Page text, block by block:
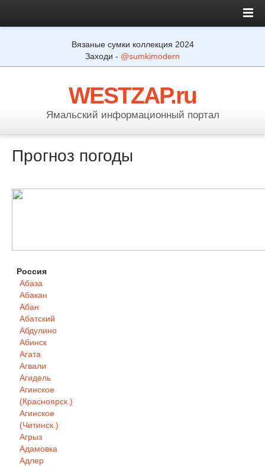
Вязаные сумки коллекция 2024
Заходи - @sumkimodern
WESTZAP.ru
Ямальский информационный портал
Прогноз погоды
Россия
Абаза
Абакан
Абан
Абатский
Абдулино
Абинск
Агата
Агвали
Агидель
Агинское
(Красноярск.)
Агинское
(Читинск.)
Агрыз
Адамовка
Адлер